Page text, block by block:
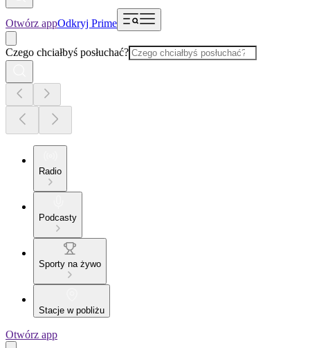
Otwórz appOdkryj Prime
Czego chciałbyś posłuchać?
Radio
Podcasty
Sporty na żywo
Stacje w pobliżu
Otwórz app